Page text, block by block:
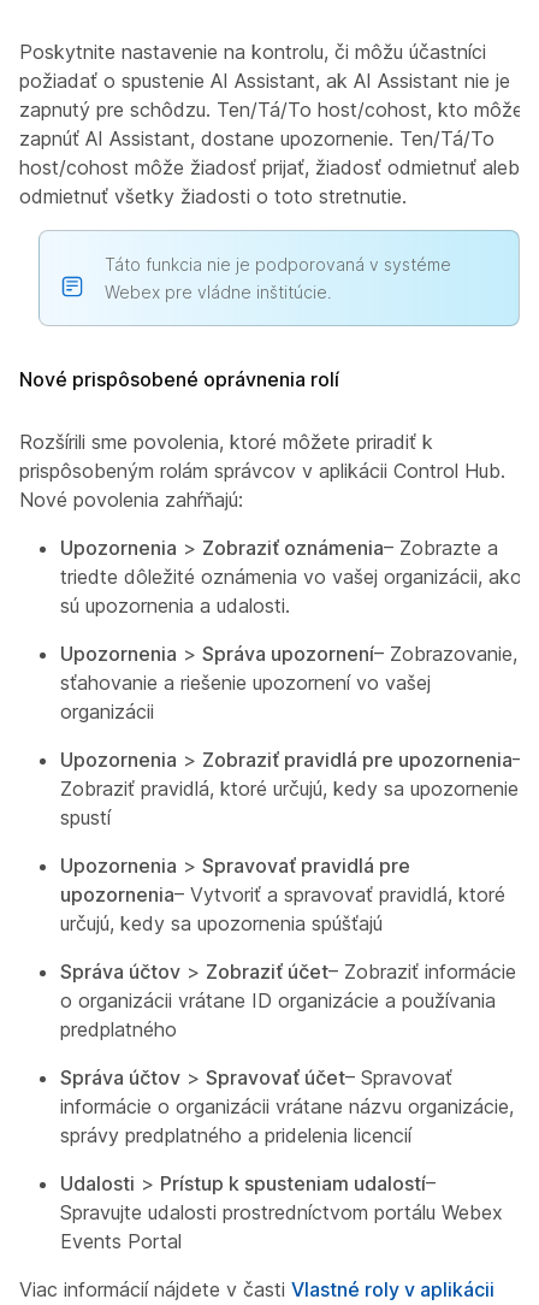
Poskytnite nastavenie na kontrolu, či môžu účastníci
požiadať o spustenie AI Assistant, ak AI Assistant nie je
zapnutý pre schôdzu. Ten/Tá/To host/cohost, kto môže
zapnúť AI Assistant, dostane upozornenie. Ten/Tá/To
host/cohost môže žiadosť prijať, žiadosť odmietnuť alebo
odmietnuť všetky žiadosti o toto stretnutie.
Táto funkcia nie je podporovaná v systéme
Webex pre vládne inštitúcie.
Nové prispôsobené oprávnenia rolí
Rozšírili sme povolenia, ktoré môžete priradiť k
prispôsobeným rolám správcov v aplikácii Control Hub.
Nové povolenia zahŕňajú:
Upozornenia > Zobraziť oznámenia– Zobrazte a
triedte dôležité oznámenia vo vašej organizácii, ako
sú upozornenia a udalosti.
Upozornenia > Správa upozornení– Zobrazovanie,
sťahovanie a riešenie upozornení vo vašej
organizácii
Upozornenia > Zobraziť pravidlá pre upozornenia–
Zobraziť pravidlá, ktoré určujú, kedy sa upozornenie
spustí
Upozornenia > Spravovať pravidlá pre
upozornenia– Vytvoriť a spravovať pravidlá, ktoré
určujú, kedy sa upozornenia spúšťajú
Správa účtov > Zobraziť účet– Zobraziť informácie
o organizácii vrátane ID organizácie a používania
predplatného
Správa účtov > Spravovať účet– Spravovať
informácie o organizácii vrátane názvu organizácie,
správy predplatného a pridelenia licencií
Udalosti > Prístup k spusteniam udalostí–
Spravujte udalosti prostredníctvom portálu Webex
Events Portal
Viac informácií nájdete v časti Vlastné roly v aplikácii